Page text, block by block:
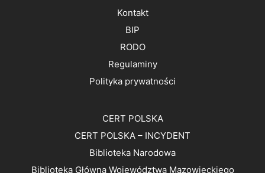
Kontakt
BIP
RODO
Regulaminy
Polityka prywatności
CERT POLSKA
CERT POLSKA – INCYDENT
Biblioteka Narodowa
Biblioteka Główna Województwa Mazowieckiego